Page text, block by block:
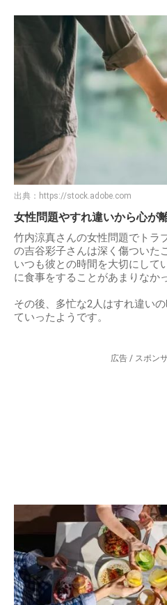
出典： https://stock.adobe.com
女性問題やすれ違いから心が
竹内涼真さんの女性問題でトラ
の吉谷彩子さんは深く傷ついた
いつも彼との時間を大切にして
に食事をすることがあまりなか
その後、多忙な2人はすれ違い
ていったようです。
広告 / スポン